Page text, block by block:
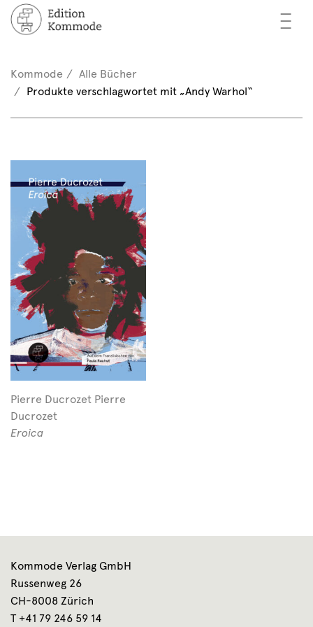
—
—
—
/ Registrieren
(0)
Kommode
Alle Bücher
Produkte verschlagwortet mit „Andy Warhol“
Pierre Ducrozet Pierre
Ducrozet
Eroica
Kommode Verlag GmbH
Russenweg 26
CH-8008 Zürich
T +41 79 246 59 14